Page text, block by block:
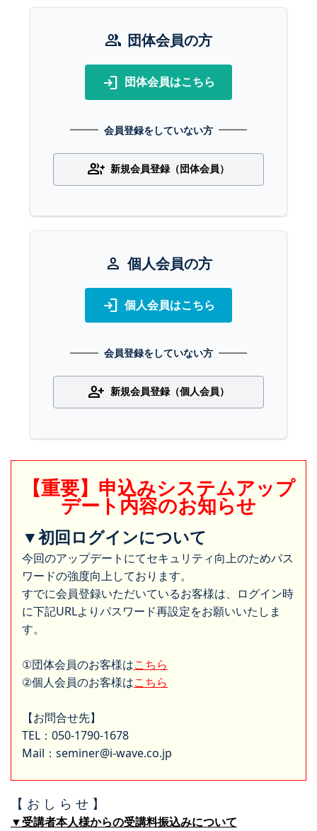
group 団体会員の方
login 団体会員はこちら
会員登録をしていない方
group_add 新規会員登録（団体会員）
person 個人会員の方
login 個人会員はこちら
会員登録をしていない方
person_add 新規会員登録（個人会員）
【重要】申込みシステムアップ
デート内容のお知らせ
▼初回ログインについて
今回のアップデートにてセキュリティ向上のためパス
ワードの強度向上しております。
すでに会員登録いただいているお客様は、ログイン時
に下記URLよりパスワード再設定をお願いいたしま
す。
①団体会員のお客様はこちら
②個人会員のお客様はこちら
【お問合せ先】
TEL：050-1790-1678
Mail：seminer@i-wave.co.jp
【 お し ら せ 】
▼受講者本人様からの受講料振込みについて